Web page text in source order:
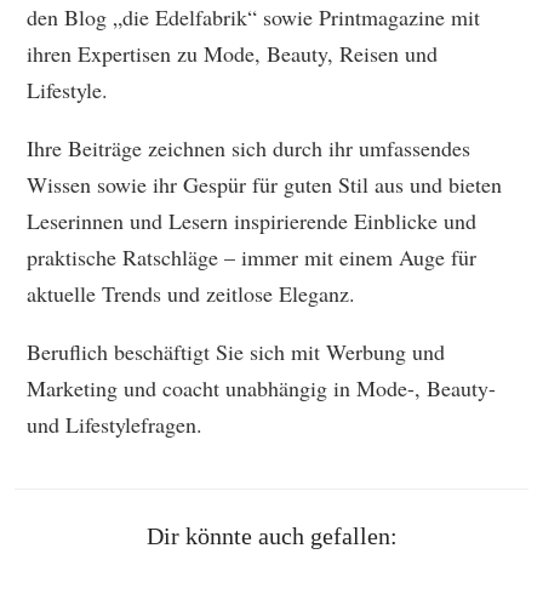
den Blog „die Edelfabrik“ sowie Printmagazine mit
ihren Expertisen zu Mode, Beauty, Reisen und
Lifestyle.
Ihre Beiträge zeichnen sich durch ihr umfassendes
Wissen sowie ihr Gespür für guten Stil aus und bieten
Leserinnen und Lesern inspirierende Einblicke und
praktische Ratschläge – immer mit einem Auge für
aktuelle Trends und zeitlose Eleganz.
Beruflich beschäftigt Sie sich mit Werbung und
Marketing und coacht unabhängig in Mode-, Beauty-
und Lifestylefragen.
Dir könnte auch gefallen: